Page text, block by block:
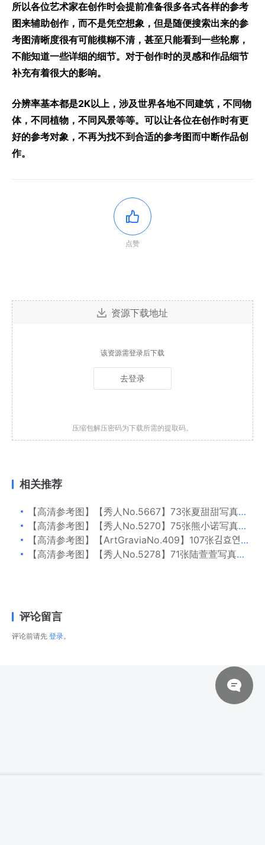
所以各位艺术家在创作时会提前准备很多各式各样的参考
图来辅助创作，而不是凭空想象，但是随便搜索出来的参
考图清晰度很有可能模糊不清，甚至只能看到一些轮廓，
不能知道一些详细的细节。对于创作时的灵感和作品细节
补充有着很大的影响。
分辨率基本都是2K以上，涉及世界各地不同建筑，不同物
体，不同植物，不同风景等等。可以让各位在创作时有更
好的参考对象，不再为找不到合适的参考图而中断作品创
作。
点赞
资源下载地址
该资源需登录后下载
去登录
压缩包解压密码为下载所需的提取码。
相关推荐
【高清参考图】【秀人No.5667】73张夏甜甜写真高清参考图片
【高清参考图】【秀人No.5270】75张熊小诺写真高清参考图片
【高清参考图】【ArtGraviaNo.409】107张김효연写真高清参考图片
【高清参考图】【秀人No.5278】71张陆萱萱写真高清参考图片
评论留言
评论前请先 登录。